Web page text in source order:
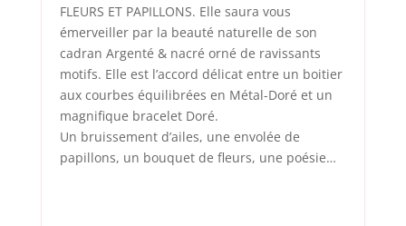
FLEURS ET PAPILLONS. Elle saura vous
émerveiller par la beauté naturelle de son
cadran Argenté & nacré orné de ravissants
motifs. Elle est l’accord délicat entre un boitier
aux courbes équilibrées en Métal-Doré et un
magnifique bracelet Doré.
Un bruissement d’ailes, une envolée de
papillons, un bouquet de fleurs, une poésie…